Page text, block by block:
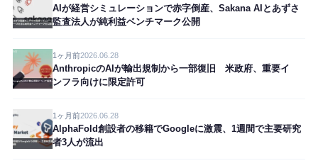
AIが経営シミュレーションで赤字倒産、Sakana AIとあずさ
監査法人が純利益ベンチマーク公開
1ヶ月前2026.06.28
AnthropicのAIが輸出規制から一部復旧 米政府、重要イ
ンフラ向けに限定許可
1ヶ月前2026.06.28
AlphaFold創設者の移籍でGoogleに激震、1週間で主要研究
者3人が流出